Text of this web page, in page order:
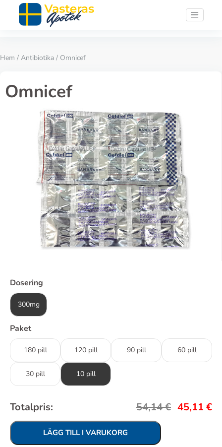
Hem / Antibiotika / Omnicef
Omnicef
Dosering
300mg
Paket
180 pill 120 pill 90 pill 60 pill
30 pill 10 pill
Totalpris: 54,14€ 45,11 €
LÄGG TILL I VARUKORG